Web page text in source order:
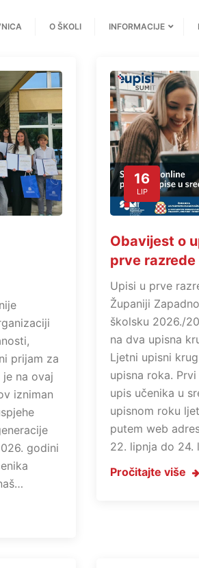
O ŠKOLI INFORMACIJE
prijam za
na ovaj
izniman
godini
16
LIP
Obavijest o
prve
Upisi u prve
Županiji
školsku 2026./
na dva upisna
Ljetni upisni
upisna roka.
upis učenika u
upisnom roku
putem web
22. lipnja do 24.
Pročitajte više